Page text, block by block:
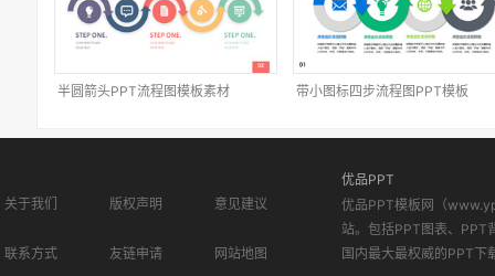
半圆箭头PPT流程图模板素材 带小图标四步流程图PPT模板
关于我们 版权声明 意见建议
联系方式 友链申请 网站地图
优品PPT
优品PPT模板网（
站。包括PPT图表、PPT
国内最大最权威的PPT下